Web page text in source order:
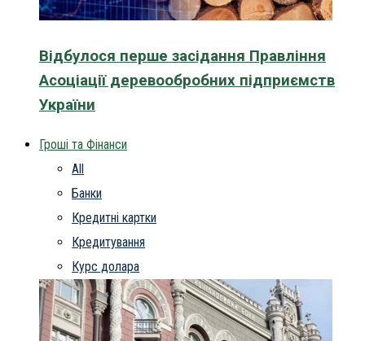
Відбулося перше засідання Правління
Асоціації деревообробних підприємств
України
Гроші та Фінанси
All
Банки
Кредитні картки
Кредитування
Курс долара